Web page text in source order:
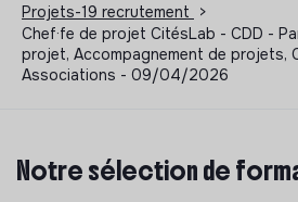
Projets-19 recrutement
>
Chef·fe de projet CitésLab - CDD -
projet, Accompagnement de projets,
Associations - 09/04/2026
Notre sélection de